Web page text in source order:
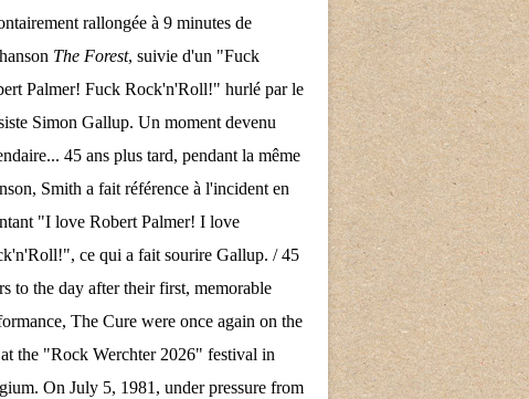
rallongée à 9 minutes de
The Forest, suivie d'un "Fuck
Palmer! Fuck Rock'n'Roll!" hurlé par le
Simon Gallup. Un moment devenu
45 ans plus tard, pendant la même
Smith a fait référence à l'incident en
"I love Robert Palmer! I love
ce qui a fait sourire Gallup. / 45
to the day after their first, memorable
The Cure were once again on the
the "Rock Werchter 2026" festival in
On July 5, 1981, under pressure from